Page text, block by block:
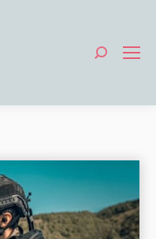
Search: